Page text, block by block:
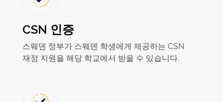
CSN 인증
스웨덴 정부가 스웨덴 학생에게 제공하는 CSN
재정 지원을 해당 학교에서 받을 수 있습니다.